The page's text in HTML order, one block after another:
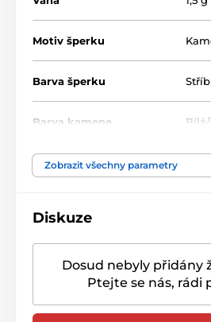
Motiv šperku
Barva šperku
Barva kamene Bílá/
Zobrazit všechny parametry
Diskuze
Dosud nebyly přidány
Ptejte se nás, rádi